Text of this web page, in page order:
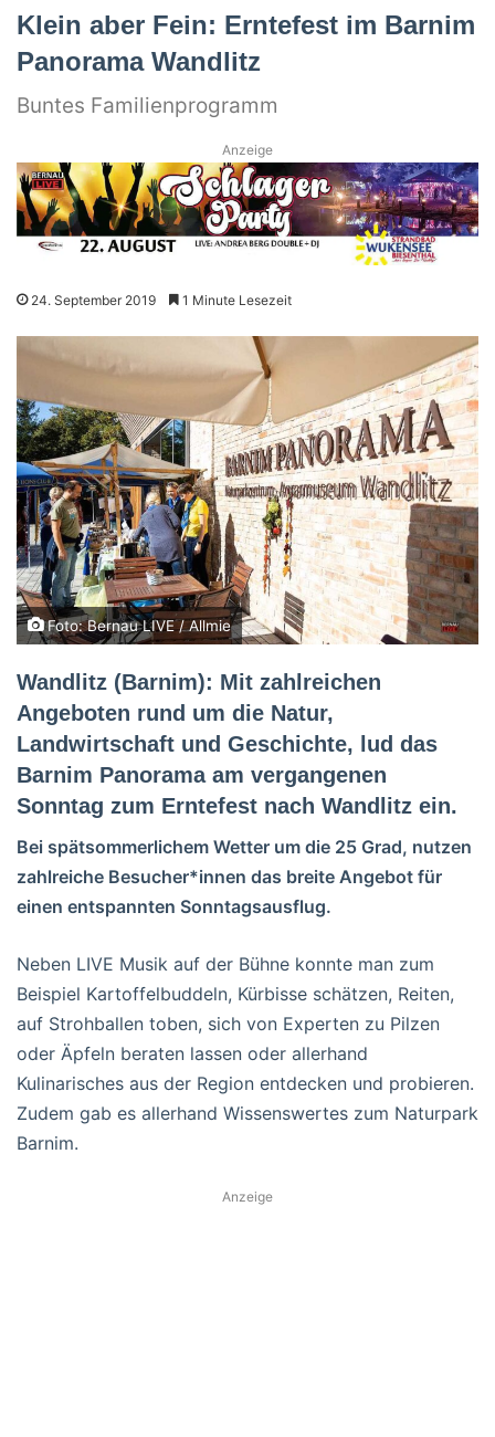
Klein aber Fein: Erntefest im Barnim
Panorama Wandlitz
Buntes Familienprogramm
Anzeige
24. September 2019 1 Minute Lesezeit
Foto: Bernau LIVE / Allmie
Wandlitz (Barnim): Mit zahlreichen
Angeboten rund um die Natur,
Landwirtschaft und Geschichte, lud das
Barnim Panorama am vergangenen
Sonntag zum Erntefest nach Wandlitz ein.
Bei spätsommerlichem Wetter um die 25 Grad, nutzen
zahlreiche Besucher*innen das breite Angebot für
einen entspannten Sonntagsausflug.
Neben LIVE Musik auf der Bühne konnte man zum
Beispiel Kartoffelbuddeln, Kürbisse schätzen, Reiten,
auf Strohballen toben, sich von Experten zu Pilzen
oder Äpfeln beraten lassen oder allerhand
Kulinarisches aus der Region entdecken und probieren.
Zudem gab es allerhand Wissenswertes zum Naturpark
Barnim.
Anzeige